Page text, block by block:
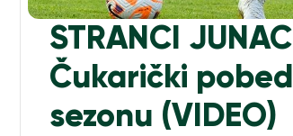
STRANCI
Čukarički
sezonu (VIDEO)